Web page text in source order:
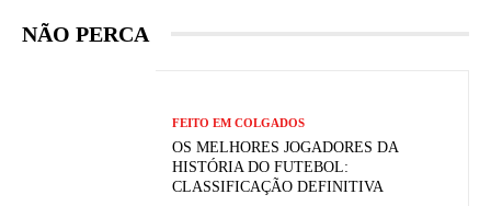
NÃO PERCA
FEITO EM COLGADOS
OS MELHORES JOGADORES DA
HISTÓRIA DO FUTEBOL:
CLASSIFICAÇÃO DEFINITIVA